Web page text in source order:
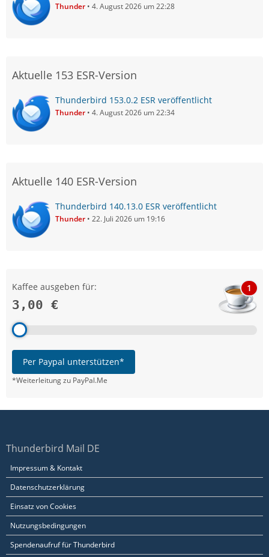
Thunder 4. August 2026 um 22:28
Aktuelle 153 ESR-Version
Thunderbird 153.0.2 ESR veröffentlicht
Thunder 4. August 2026 um 22:34
Aktuelle 140 ESR-Version
Thunderbird 140.13.0 ESR veröffentlicht
Thunder 22. Juli 2026 um 19:16
Kaffee ausgeben für:
3,00 €
1
Per Paypal unterstützen*
*Weiterleitung zu PayPal.Me
Thunderbird Mail DE
Impressum & Kontakt
Datenschutzerklärung
Einsatz von Cookies
Nutzungsbedingungen
Spendenaufruf für Thunderbird